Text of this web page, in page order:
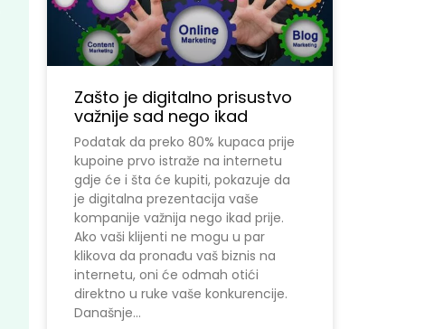
Zašto je digitalno prisustvo
važnije sad nego ikad
Podatak da preko 80% kupaca prije
kupoine prvo istraže na internetu
gdje će i šta će kupiti, pokazuje da
je digitalna prezentacija vaše
kompanije važnija nego ikad prije.
Ako vaši klijenti ne mogu u par
klikova da pronađu vaš biznis na
internetu, oni će odmah otići
direktno u ruke vaše konkurencije.
Današnje